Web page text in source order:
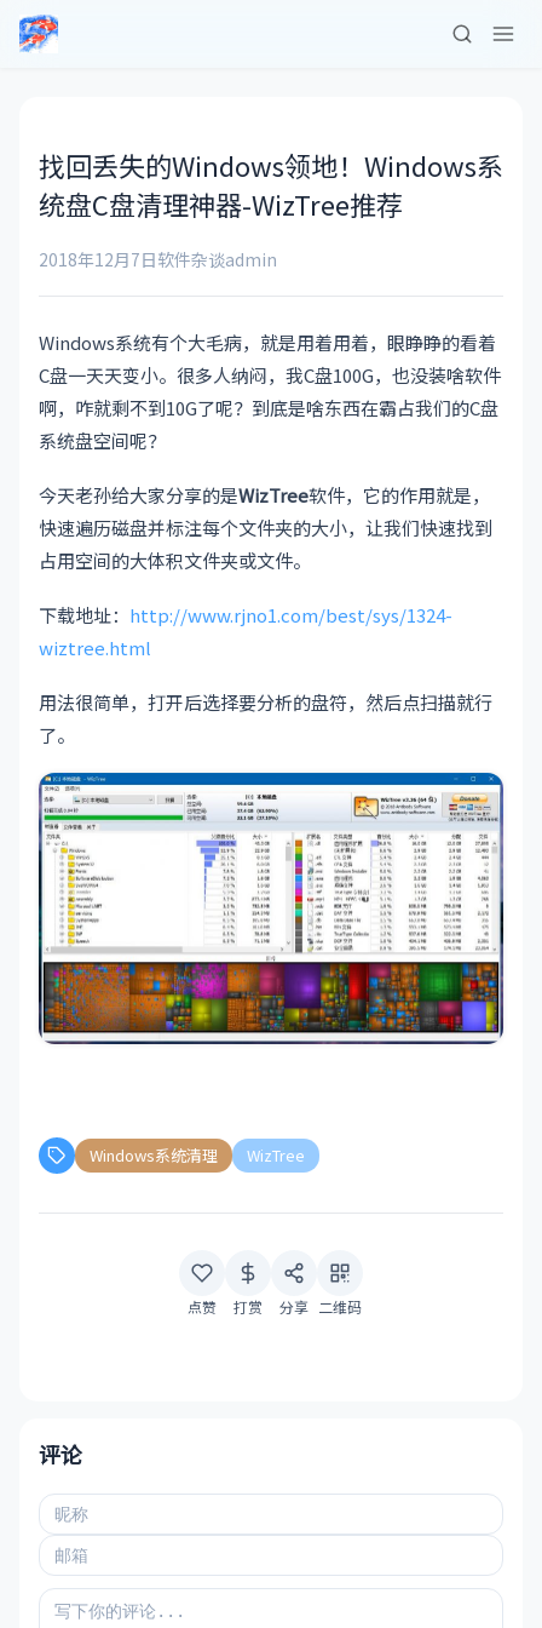
找回丢失的Windows领地！Windows系
统盘C盘清理神器-WizTree推荐
2018年12月7日软件杂谈admin
Windows系统有个大毛病，就是用着用着，眼睁睁的看着
C盘一天天变小。很多人纳闷，我C盘100G，也没装啥软件
啊，咋就剩不到10G了呢？到底是啥东西在霸占我们的C盘
系统盘空间呢？
今天老孙给大家分享的是WizTree软件，它的作用就是，
快速遍历磁盘并标注每个文件夹的大小，让我们快速找到
占用空间的大体积文件夹或文件。
下载地址： http://www.rjno1.com/best/sys/1324-
wiztree.html
用法很简单，打开后选择要分析的盘符，然后点扫描就行
了。
Windows系统清理 WizTree
点赞 打赏 分享 二维码
评论